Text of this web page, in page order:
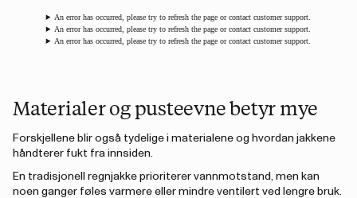
An error has occurred, please try to refresh the page or contact customer support.
An error has occurred, please try to refresh the page or contact customer support.
An error has occurred, please try to refresh the page or contact customer support.
Materialer og pusteevne betyr mye
Forskjellene blir også tydelige i materialene og hvordan jakkene
håndterer fukt fra innsiden.
En tradisjonell regnjakke prioriterer vannmotstand, men kan
noen ganger føles varmere eller mindre ventilert ved lengre bruk.